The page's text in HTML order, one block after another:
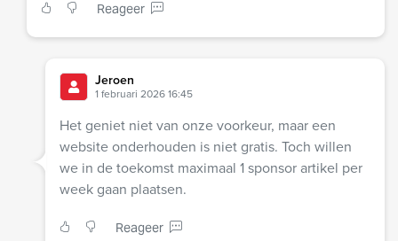
Reageer
Jeroen
1 februari 2026 16:45
Het geniet niet van onze voorkeur, maar een
website onderhouden is niet gratis. Toch willen
we in de toekomst maximaal 1 sponsor artikel per
week gaan plaatsen.
Reageer